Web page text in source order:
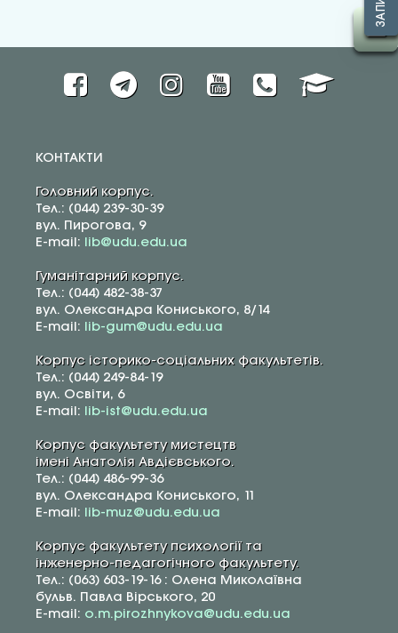
КОНТАКТИ
Головний корпус.
Тел.: (044) 239-30-39
вул. Пирогова, 9
E-mail:
lib@udu.edu.ua
Гуманітарний корпус.
Тел.: (044) 482-38-37
вул. Олександра Кониського, 8/14
E-mail:
lib-gum@udu.edu.ua
Корпус історико-соціальних факультетів.
Тел.: (044) 249-84-19
вул. Освіти, 6
E-mail:
lib-ist@udu.edu.ua
Корпус факультету мистецтв
імені Анатолія Авдієвського.
Тел.: (044) 486-99-36
вул. Олександра Кониського, 11
E-mail:
lib-muz@udu.edu.ua
Корпус факультету психології та
інженерно-педагогічного факультету.
Тел.: (063) 603-19-16 : Олена Миколаївна
бульв. Павла Вірського, 20
E-mail: o.m.pirozhnykova@udu.edu.ua